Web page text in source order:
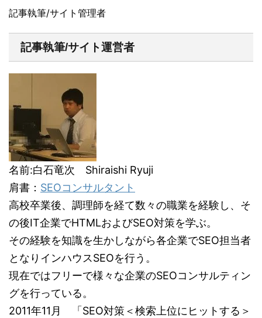
記事執筆/サイト管理者
記事執筆/サイト運営者
名前:白石竜次 Shiraishi Ryuji
肩書： SEOコンサルタント
高校卒業後、調理師を経て数々の職業を経験し、そ
の後IT企業でHTMLおよびSEO対策を学ぶ。
その経験を知識を生かしながら各企業でSEO担当者
となりインハウスSEOを行う。
現在ではフリーで様々な企業のSEOコンサルティン
グを行っている。
2011年11月 「SEO対策＜検索上位にヒットする＞